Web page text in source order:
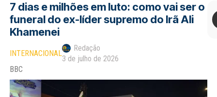
7 dias e milhões em luto: como vai ser o
funeral do ex-líder supremo do Irã Ali
Khamenei
INTERNACIONAL
Redação
3 de julho de 2026
BBC